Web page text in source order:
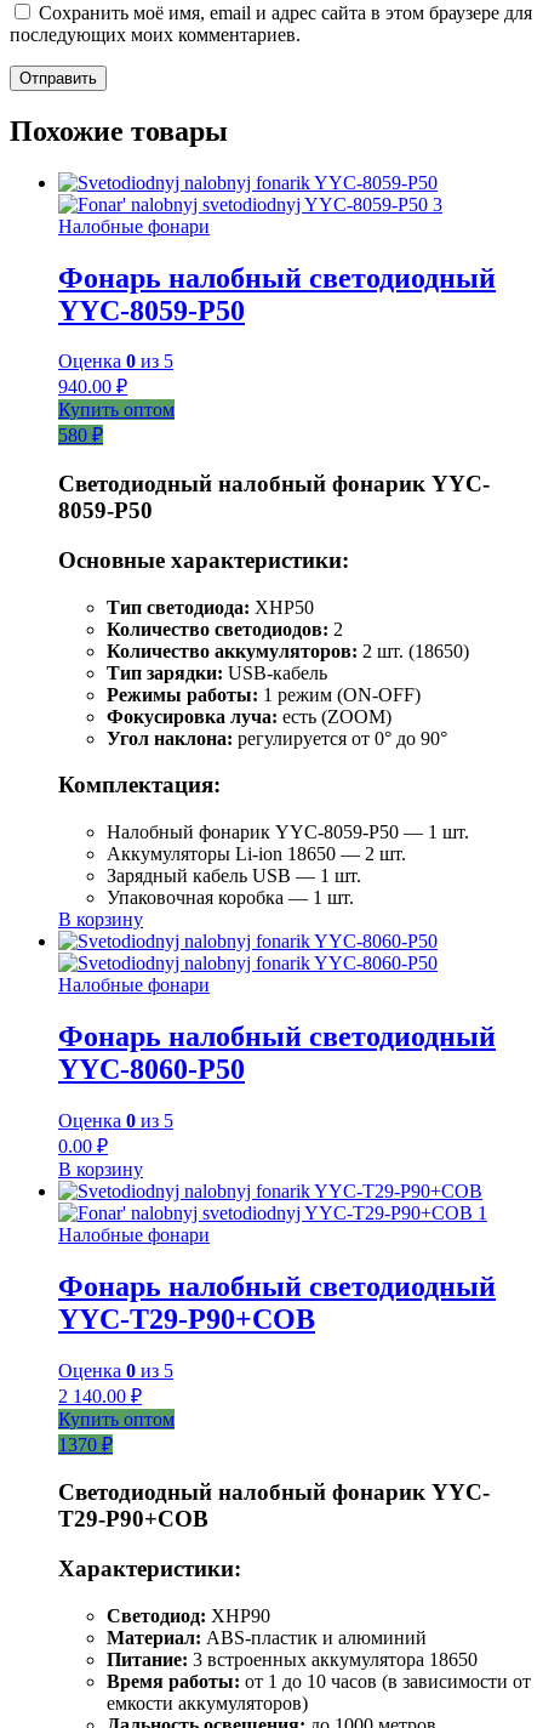
Сохранить моё имя, email и адрес сайта в этом браузере для
последующих моих комментариев.
Похожие товары
Налобные фонари
Фонарь налобный светодиодный
YYC-8059-P50
Оценка 0 из 5
940.00 ₽
Купить оптом
580 ₽
Светодиодный налобный фонарик YYC-
8059-P50
Основные характеристики:
Тип светодиода: XHP50
Количество светодиодов: 2
Количество аккумуляторов: 2 шт. (18650)
Тип зарядки: USB-кабель
Режимы работы: 1 режим (ON-OFF)
Фокусировка луча: есть (ZOOM)
Угол наклона: регулируется от 0° до 90°
Комплектация:
Налобный фонарик YYC-8059-P50 — 1 шт.
Аккумуляторы Li-ion 18650 — 2 шт.
Зарядный кабель USB — 1 шт.
Упаковочная коробка — 1 шт.
В корзину
Налобные фонари
Фонарь налобный светодиодный
YYC-8060-P50
Оценка 0 из 5
0.00 ₽
В корзину
Налобные фонари
Фонарь налобный светодиодный
YYC-T29-P90+COB
Оценка 0 из 5
2 140.00 ₽
Купить оптом
1370 ₽
Светодиодный налобный фонарик YYC-
T29-P90+COB
Характеристики:
Светодиод: XHP90
Материал: ABS-пластик и алюминий
Питание: 3 встроенных аккумулятора 18650
Время работы: от 1 до 10 часов (в зависимости от
емкости аккумуляторов)